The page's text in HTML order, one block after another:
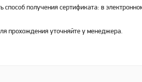
способ получения сертификата: в
прохождения уточняйте у менеджера.